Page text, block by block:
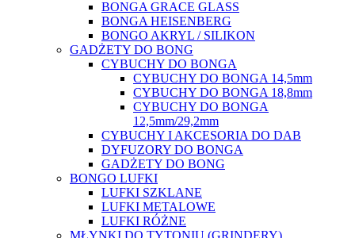
BONGA GRACE GLASS
BONGA HEISENBERG
BONGO AKRYL / SILIKON
GADŻETY DO BONG
CYBUCHY DO BONGA
CYBUCHY DO BONGA 14,5mm
CYBUCHY DO BONGA 18,8mm
CYBUCHY DO BONGA
12,5mm/29,2mm
CYBUCHY I AKCESORIA DO DAB
DYFUZORY DO BONGA
GADŻETY DO BONG
BONGO LUFKI
LUFKI SZKLANE
LUFKI METALOWE
LUFKI RÓŻNE
MŁYNKI DO TYTONIU (GRINDERY)